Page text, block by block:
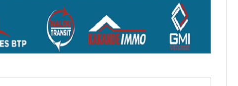
: vos informations à transmettre
provisoires et des